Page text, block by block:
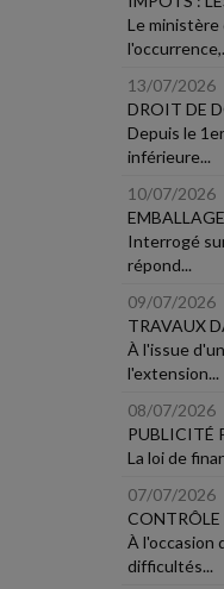
Le ministère
13/07/2026
DROIT DE
Depuis le
inférieure...
10/07/2026
Interrogé
répond...
09/07/2026
TRAVAUX
À l'issue
l'extension...
08/07/2026
PUBLICITÉ
La loi de
07/07/2026
CONTRÔLE
À l'occasion
difficultés...